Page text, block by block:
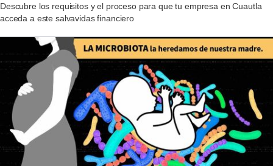
Descubre los requisitos y el proceso para que tu empresa en Cuautla
acceda a este salvavidas financiero